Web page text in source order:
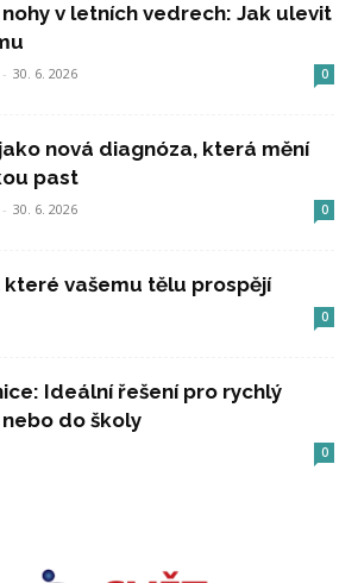
v letních vedrech: Jak ulevit
- 30. 6. 2026 0
nová diagnóza, která mění
past
- 30. 6. 2026 0
které vašemu tělu prospějí
0
Ideální řešení pro rychlý
do školy
0